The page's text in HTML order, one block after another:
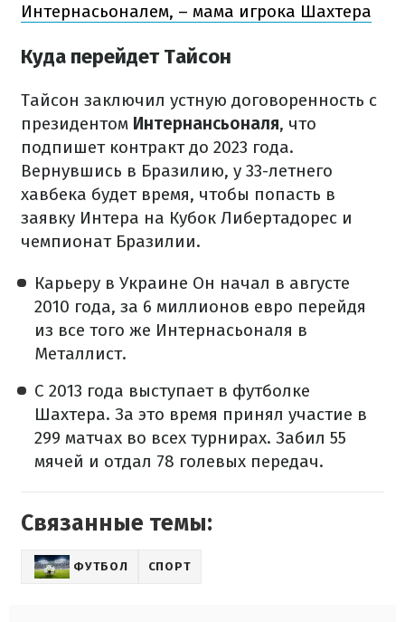
Интернасьоналем, – мама игрока Шахтера
Куда перейдет Тайсон
Тайсон заключил устную договоренность с
президентом Интернансьоналя, что
подпишет контракт до 2023 года.
Вернувшись в Бразилию, у 33-летнего
хавбека будет время, чтобы попасть в
заявку Интера на Кубок Либертадорес и
чемпионат Бразилии.
Карьеру в Украине Он начал в августе
2010 года, за 6 миллионов евро перейдя
из все того же Интернасьоналя в
Металлист.
С 2013 года выступает в футболке
Шахтера. За это время принял участие в
299 матчах во всех турнирах. Забил 55
мячей и отдал 78 голевых передач.
Связанные темы:
ФУТБОЛ СПОРТ